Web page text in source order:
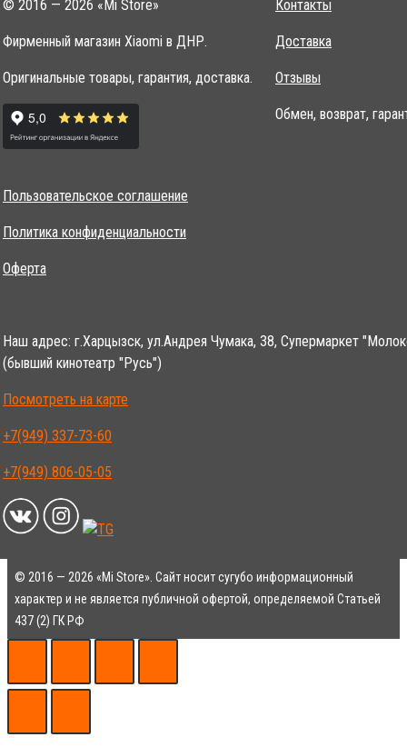
© 2016 — 2026 «Mi Store»
Фирменный магазин Xiaomi в ДНР.
Оригинальные товары, гарантия, доставка.
Контакты
Доставка
Отзывы
Обмен, возврат,
Пользовательское соглашение
Политика конфиденциальности
Оферта
Наш адрес: г.Харцызск, ул.Андрея Чумака, 38, Супермаркет
(бывший кинотеатр "Русь")
Посмотреть на карте
+7(949) 337-73-60
+7(949) 806-05-05
© 2016 — 2026 «Mi Store». Сайт носит сугубо информационный
характер и не является публичной офертой, определяемой Статьей
437 (2) ГК РФ